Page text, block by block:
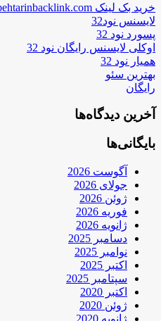
خرید بک لینک behtarinbacklink.com
لایسنس نود32
پسورد نود 32
اوکلی لایسنس رایگان نود 32
همیار نود 32
بهترین سئو
رایگان
آخرین دیدگاه‌ها
بایگانی‌ها
آگوست 2026
جولای 2026
ژوئن 2026
فوریه 2026
ژانویه 2026
دسامبر 2025
نوامبر 2025
اکتبر 2025
سپتامبر 2025
اکتبر 2020
ژوئن 2020
ژانویه 2020